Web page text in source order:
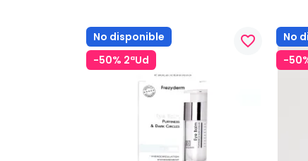
No disponible
-50% 2ªUd
favorite_border
No
-